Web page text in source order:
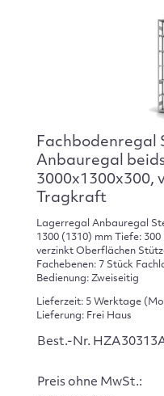
Fachbodenregal
Anbauregal
3000x1300x300,
Tragkraft
Lagerregal Anbauregal
1300 (1310) mm Tiefe:
verzinkt Oberflächen
Fachebenen: 7 Stück
Bedienung: Zweiseitig
Lieferzeit: 5 Werktage
Lieferung: Frei Haus
Best.-Nr.
Preis ohne MwSt.: